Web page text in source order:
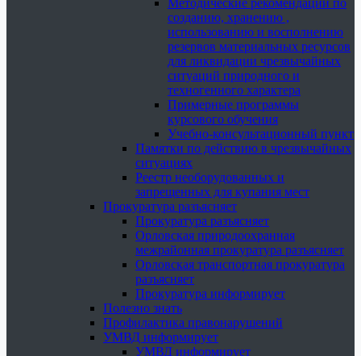
Методические рекомендации по
созданию, хранению ,
использованию и восполнению
резервов материальных ресурсов
для ликвидации чрезвычайных
ситуаций природного и
техногенного характера
Примерные программы
курсового обучения
Учебно-консультационный пункт
Памятки по действию в чрезвычайных
ситуациях
Реестр необорудованных и
запрещенных для купания мест
Прокуратура разъясняет
Прокуратура разъясняет
Орловская природоохранная
межрайонная прокуратура разъясняет
Орловская транспортная прокуратура
разъясняет
Прокуратура информирует
Полезно знать
Профилактика правонарушений
УМВД информирует
УМВД информирует